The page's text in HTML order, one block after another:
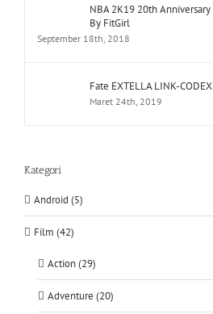
NBA 2K19 20th
By FitGirl
September 18th, 2018
Fate EXTELLA LINK-CODEX
Maret 24th, 2019
Kategori
Android (5)
Film (42)
Action (29)
Adventure (20)